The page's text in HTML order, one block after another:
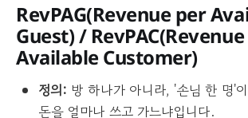
RevPAG(Revenue per
Guest)/ RevPAC
Available Customer)
정의: 방 하나가 아니라, '손님 한 명'
돈을 얼마나 쓰고 가느냐입니다.